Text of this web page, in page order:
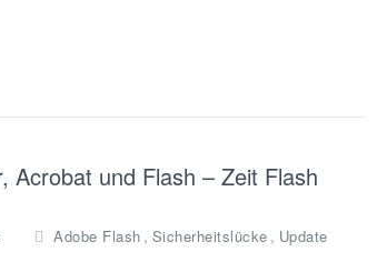
Acrobat und Flash – Zeit Flash
Adobe Flash , Sicherheitslücke , Update